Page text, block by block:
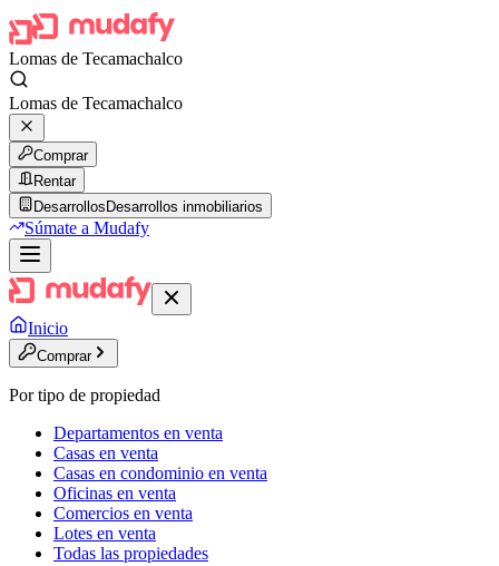
Lomas de Tecamachalco
Lomas de Tecamachalco
Comprar
Rentar
Desarrollos Desarrollos inmobiliarios
Súmate a Mudafy
Inicio
Comprar
Por tipo de propiedad
Departamentos en venta
Casas en venta
Casas en condominio en venta
Oficinas en venta
Comercios en venta
Lotes en venta
Todas las propiedades